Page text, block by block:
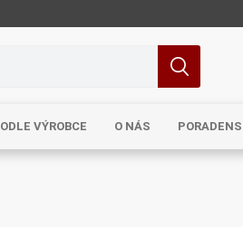
VÝROBCE O NÁS